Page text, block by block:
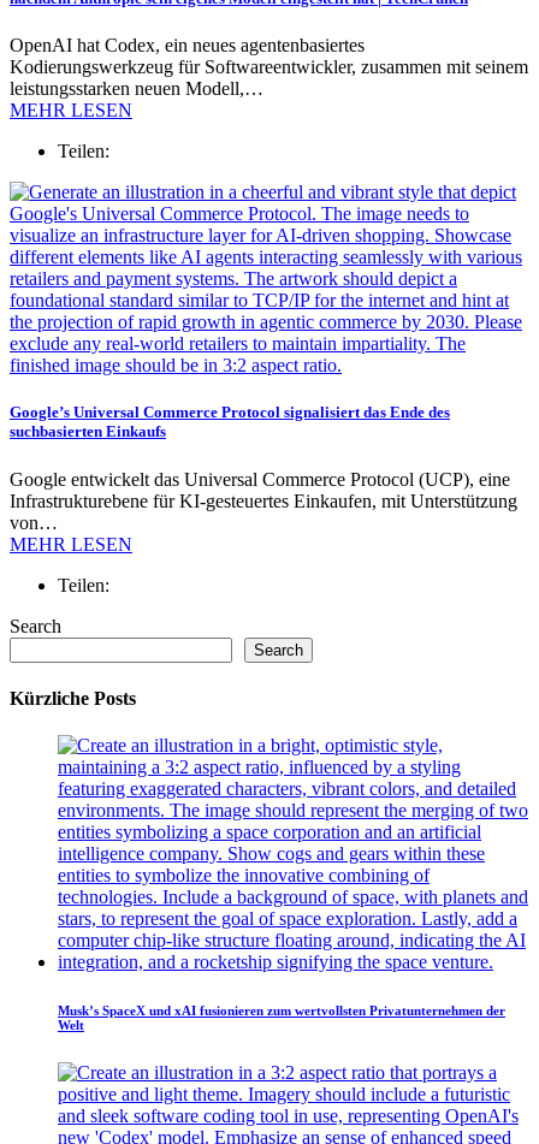
OpenAI hat Codex, ein neues agentenbasiertes
Kodierungswerkzeug für Softwareentwickler, zusammen mit seinem
leistungsstarken neuen Modell,…
MEHR LESEN
Teilen:
Google’s Universal Commerce Protocol signalisiert das Ende des
suchbasierten Einkaufs
Google entwickelt das Universal Commerce Protocol (UCP), eine
Infrastrukturebene für KI-gesteuertes Einkaufen, mit Unterstützung
von…
MEHR LESEN
Teilen:
Search
Search
Kürzliche Posts
Musk’s SpaceX und xAI fusionieren zum wertvollsten Privatunternehmen der
Welt